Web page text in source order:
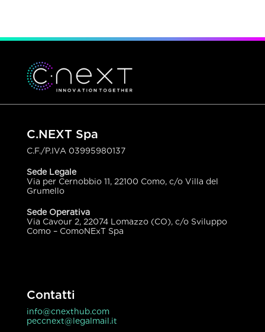
C.NEXT Spa
C.F./P.IVA 03995980137
Sede Legale
Via per Cernobbio 11, 22100 Como, c/o Villa del
Grumello
Sede Operativa
Via Cavour 2, 22074 Lomazzo (CO), c/o Sviluppo
Como – ComoNExT Spa
Contatti
info@cnexthub.com
peccnext@legalmail.it